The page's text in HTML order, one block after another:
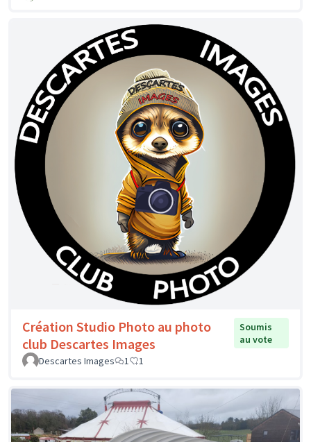
Création Studio Photo au photo
club Descartes Images
Soumis
au vote
Descartes Images
1 1